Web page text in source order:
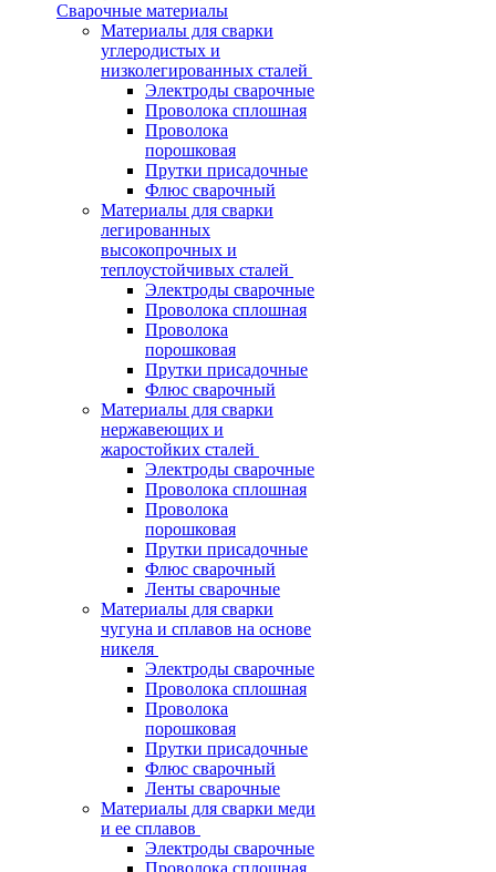
Сварочные материалы
Материалы для сварки
углеродистых и
низколегированных сталей
Электроды сварочные
Проволока сплошная
Проволока
порошковая
Прутки присадочные
Флюс сварочный
Материалы для сварки
легированных
высокопрочных и
теплоустойчивых сталей
Электроды сварочные
Проволока сплошная
Проволока
порошковая
Прутки присадочные
Флюс сварочный
Материалы для сварки
нержавеющих и
жаростойких сталей
Электроды сварочные
Проволока сплошная
Проволока
порошковая
Прутки присадочные
Флюс сварочный
Ленты сварочные
Материалы для сварки
чугуна и сплавов на основе
никеля
Электроды сварочные
Проволока сплошная
Проволока
порошковая
Прутки присадочные
Флюс сварочный
Ленты сварочные
Материалы для сварки меди
и ее сплавов
Электроды сварочные
Проволока сплошная